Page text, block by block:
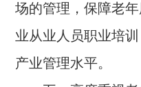
场的管理，保障老
业从业人员职业培
产业管理水平。